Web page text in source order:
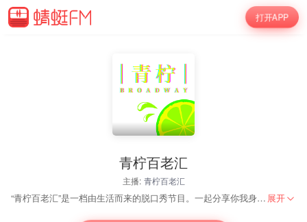
打开APP
青柠百老汇
主播: 青柠百老汇
“青柠百老汇”是一档由生活而来的脱口秀节目。一起分享你我身边的故事，有悲有喜，有乐有泣。收拾好心情，交驰于青柠！ 展开